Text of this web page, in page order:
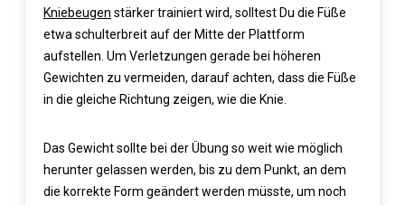
Kniebeugen stärker trainiert wird, solltest Du die Füße
etwa schulterbreit auf der Mitte der Plattform
aufstellen. Um Verletzungen gerade bei höheren
Gewichten zu vermeiden, darauf achten, dass die Füße
in die gleiche Richtung zeigen, wie die Knie.
Das Gewicht sollte bei der Übung so weit wie möglich
herunter gelassen werden, bis zu dem Punkt, an dem
die korrekte Form geändert werden müsste, um noch